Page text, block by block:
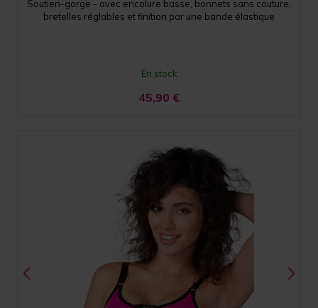
Soutien-gorge - avec encolure basse, bonnets sans couture,
bretelles réglables et finition par une bande élastique
En stock
45,90 €